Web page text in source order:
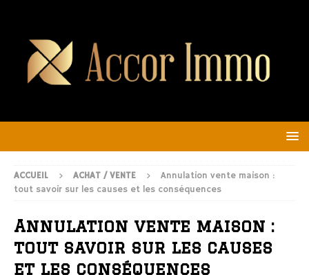
ACCUEIL ACHAT / VENTE
Annulation vente maison :
tout savoir sur les causes et les conséquences
Annulation vente maison :
tout savoir sur les causes
et les conséquences